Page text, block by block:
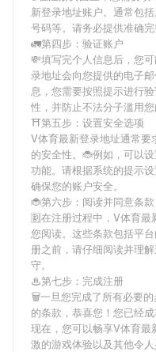
新登录地址账户。通常包
号码等。请务必提供准确
🚛第四步：验证账户
💸填写完个人信息后，您可
录地址会向您提供的电子
息，您需要按照提示进行
性，并防止不法分子滥用您
⛩第五步：设置安全选项
V体育最新登录地址通常要
的安全性。🐞例如，可以
功能。请根据系统的提示
确保您的账户安全。
🐞第六步：阅读并同意条款
🈹在注册过程中， V体育最
您阅读。这些条款包括平
册之前，请仔细阅读并理
守。
♨第七步：完成注册
🗑一旦您完成了所有必要的
的条款，恭喜您！您已经
现在，您可以畅享V体育最
激的游戏体验以及其他令